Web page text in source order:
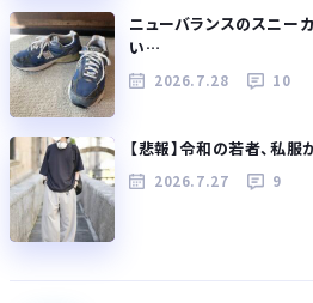
ニューバランスのスニー
い…
2026.7.28 10
【悲報】令和の若者、私服
2026.7.27 9